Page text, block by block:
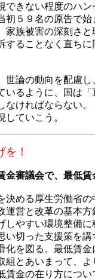
できない程度のハ
初５９名の原告で
族被害の深刻さ
することなく直ち
論の動向を配慮
いるように、国は
ければならない。
ていこう。
を！
金審議会で、最低
める厚生労働省の
営と改革の基本
しやすい環境整備
い切った支援策を
化を図る。最低賃
組とあいまって、
金の在り方につい